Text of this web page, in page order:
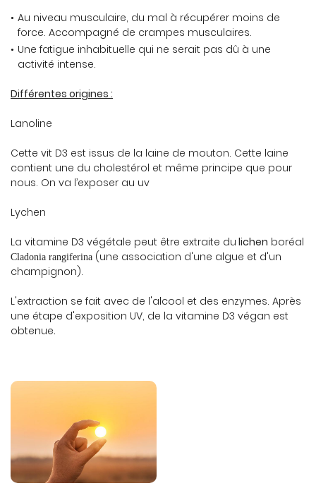
ACCUEIL
LE MAGASIN
EVÉNEMENTS
CONTACT
Au niveau musculaire, du mal à récupérer moins de
force. Accompagné de crampes musculaires.
Une fatigue inhabituelle qui ne serait pas dû à une
activité intense.
Différentes origines :
Lanoline
Cette vit D3 est issus de la laine de mouton. Cette laine
contient une du cholestérol et même principe que pour
nous. On va l’exposer au uv
Lychen
La vitamine D3 végétale peut être extraite du lichen boréal
Cladonia rangiferina (une association d'une algue et d'un
champignon).
L'extraction se fait avec de l'alcool et des enzymes. Après
une étape d'exposition UV, de la vitamine D3 végan est
obtenue.